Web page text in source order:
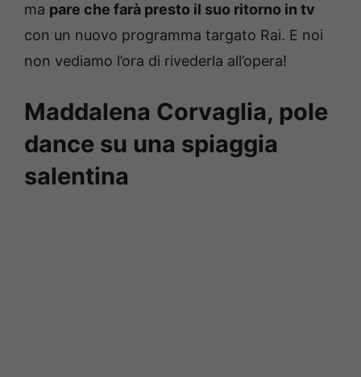
ma pare che farà presto il suo ritorno in tv
con un nuovo programma targato Rai. E noi
non vediamo l’ora di rivederla all’opera!
Maddalena Corvaglia, pole
dance su una spiaggia
salentina